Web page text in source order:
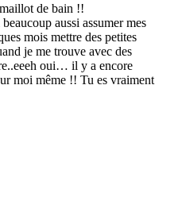
de bain !!
aussi assumer mes
mois mettre des petites
je me trouve avec des
oui… il y a encore
moi même !! Tu es vraiment